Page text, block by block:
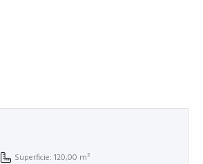
Superficie: 120,00 m²